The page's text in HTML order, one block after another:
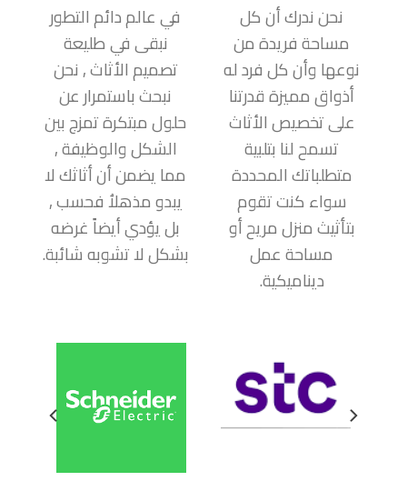
نحن ندرك أن كل
مساحة فريدة من
نوعها وأن كل فرد له
أذواق مميزة قدرتنا
على تخصيص الأثاث
تسمح لنا بتلبية
متطلباتك المحددة
سواء كنت تقوم
بتأثيث منزل مريح أو
مساحة عمل
ديناميكية.
في عالم دائم التطور
نبقى في طليعة
تصميم الأثاث , نحن
نبحث باستمرار عن
حلول مبتكرة تمزج بين
الشكل والوظيفة ,
مما يضمن أن أثاثك لا
يبدو مذهلاُ فحسب ,
بل يؤدي أيضاً غرضه
بشكل لا تشوبه شائبة.